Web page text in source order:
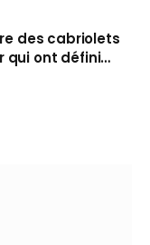
des cabriolets
qui ont défini
vent